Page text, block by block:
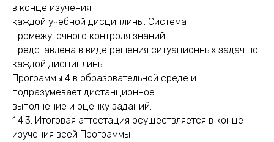
в конце изучения
каждой учебной дисциплины. Система
промежуточного контроля знаний
представлена в виде решения ситуационных задач по
каждой дисциплины
Программы 4 в образовательной среде и
подразумевает дистанционное
выполнение и оценку заданий.
1.4.3. Итоговая аттестация осуществляется в конце
изучения всей Программы